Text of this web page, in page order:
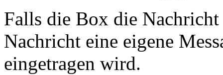
Falls die Box die
Nachricht eine eigene
eingetragen wird.